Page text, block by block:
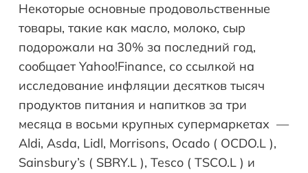
Некоторые основные продовольственные
товары, такие как масло, молоко, сыр
подорожали на 30% за последний год,
сообщает Yahoo!Finance, со ссылкой на
исследование инфляции десятков тысяч
продуктов питания и напитков за три
месяца в восьми крупных супермаркетах ⁠ —
Aldi, Asda, Lidl, Morrisons, Ocado ( OCDO.L ),
Sainsbury’s ( SBRY.L ), Tesco ( TSCO.L ) и